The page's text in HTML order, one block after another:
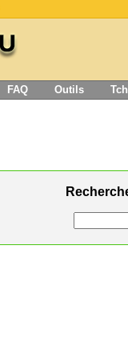
FAQ Outils